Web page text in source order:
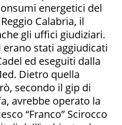
energetici del
Calabria, il
gli uffici giudiziari.
stati aggiudicati
ed eseguiti dalla
Dietro quella
secondo il gip di
avrebbe operato la
“Franco” Scirocco